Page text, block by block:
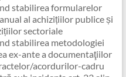
stabilirea formularelor
al achizițiilor publice și
sectoriale
stabilirea metodologiei
ex-ante a documentaţiilor
acordurilor-cadru